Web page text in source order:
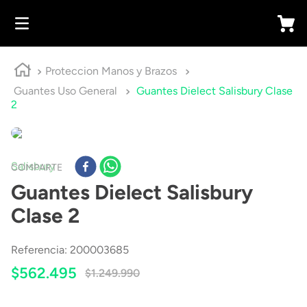
Proteccion Manos y Brazos
Guantes Uso General
Guantes Dielect Salisbury Clase
2
COMPARTE
Salisbury
Guantes Dielect Salisbury
Clase 2
Referencia: 200003685
$562.495 $1.249.990